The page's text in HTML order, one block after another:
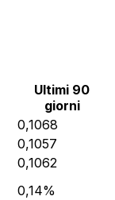
Ultimi 90
giorni
0,1068
0,1057
0,1062
0,14%